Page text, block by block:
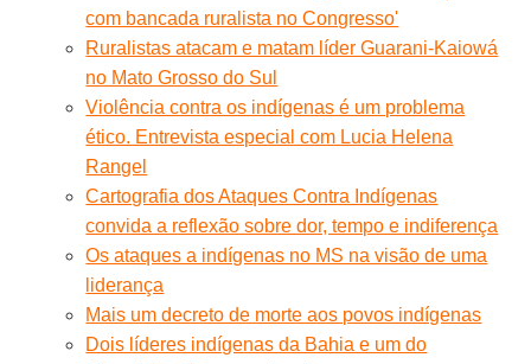
com bancada ruralista no Congresso'
Ruralistas atacam e matam líder Guarani-Kaiowá
no Mato Grosso do Sul
Violência contra os indígenas é um problema
ético. Entrevista especial com Lucia Helena
Rangel
Cartografia dos Ataques Contra Indígenas
convida a reflexão sobre dor, tempo e indiferença
Os ataques a indígenas no MS na visão de uma
liderança
Mais um decreto de morte aos povos indígenas
Dois líderes indígenas da Bahia e um do